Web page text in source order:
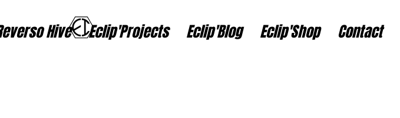
Hive Eclip'Projects Eclip'Blog Eclip'Shop Contact